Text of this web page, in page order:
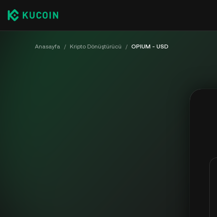
Anasayfa / Kripto Dönüştürücü / OPIUM - USD